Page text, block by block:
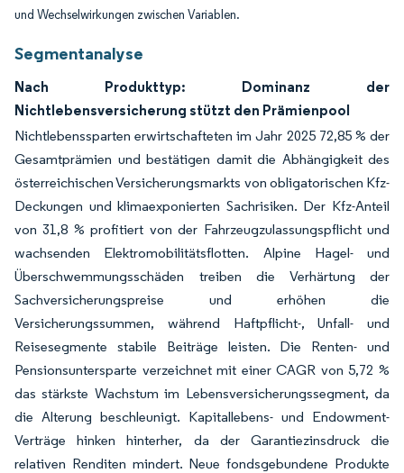
und Wechselwirkungen zwischen Variablen.
Segmentanalyse
Nach Produkttyp: Dominanz der
Nichtlebensversicherung stützt den Prämienpool
Nichtlebenssparten erwirtschafteten im Jahr 2025 72,85 % der
Gesamtprämien und bestätigen damit die Abhängigkeit des
österreichischen Versicherungsmarkts von obligatorischen Kfz-
Deckungen und klimaexponierten Sachrisiken. Der Kfz-Anteil
von 31,8 % profitiert von der Fahrzeugzulassungspflicht und
wachsenden Elektromobilitätsflotten. Alpine Hagel- und
Überschwemmungsschäden treiben die Verhärtung der
Sachversicherungspreise und erhöhen die
Versicherungssummen, während Haftpflicht-, Unfall- und
Reisesegmente stabile Beiträge leisten. Die Renten- und
Pensionsuntersparte verzeichnet mit einer CAGR von 5,72 %
das stärkste Wachstum im Lebensversicherungssegment, da
die Alterung beschleunigt. Kapitallebens- und Endowment-
Verträge hinken hinterher, da der Garantiezinsdruck die
relativen Renditen mindert. Neue fondsgebundene Produkte